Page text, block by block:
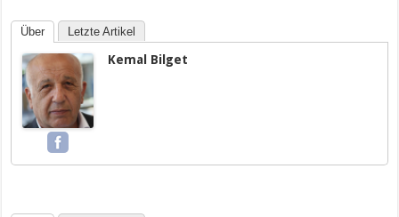
Über Letzte Artikel
Kemal Bilget